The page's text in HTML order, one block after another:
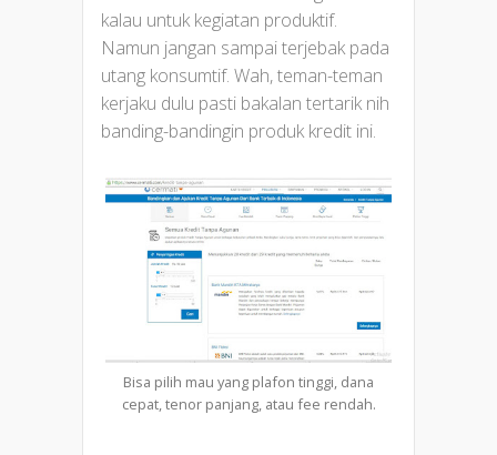
kalau untuk kegiatan produktif.
Namun jangan sampai terjebak pada
utang konsumtif. Wah, teman-teman
kerjaku dulu pasti bakalan tertarik nih
banding-bandingin produk kredit ini.
Bisa pilih mau yang plafon tinggi, dana
cepat, tenor panjang, atau fee rendah.